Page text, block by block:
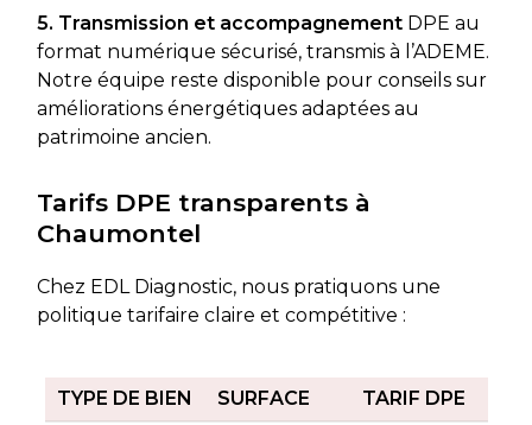
5. Transmission et accompagnementDPE au
format numérique sécurisé, transmis à l’ADEME.
Notre équipe reste disponible pour conseils sur
améliorations énergétiques adaptées au
patrimoine ancien.
Tarifs DPE transparents à
Chaumontel
Chez EDL Diagnostic, nous pratiquons une
politique tarifaire claire et compétitive :
TYPE DE BIEN SURFACE
TARIF DPE